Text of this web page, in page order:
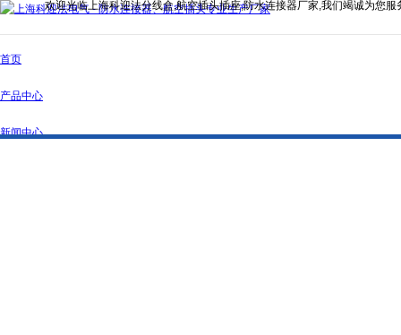
欢迎光临上海科迎法分线盒,航空插头插座,防水连接器厂家,我们竭诚为您服
首页
产品中心
新闻中心